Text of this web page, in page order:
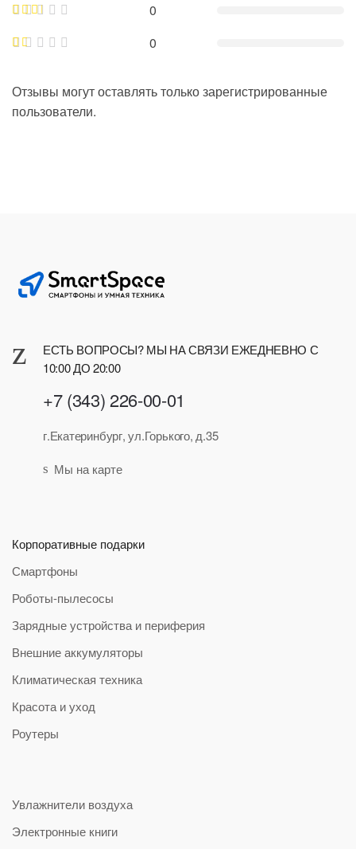
0
0
Отзывы могут оставлять только зарегистрированные
пользователи.
ЕСТЬ ВОПРОСЫ? МЫ НА СВЯЗИ ЕЖЕДНЕВНО С
10:00 ДО 20:00
+7 (343) 226-00-01
г.Екатеринбург, ул.Горького, д.35
Мы на карте
Корпоративные подарки
Смартфоны
Роботы-пылесосы
Зарядные устройства и периферия
Внешние аккумуляторы
Климатическая техника
Красота и уход
Роутеры
Увлажнители воздуха
Электронные книги